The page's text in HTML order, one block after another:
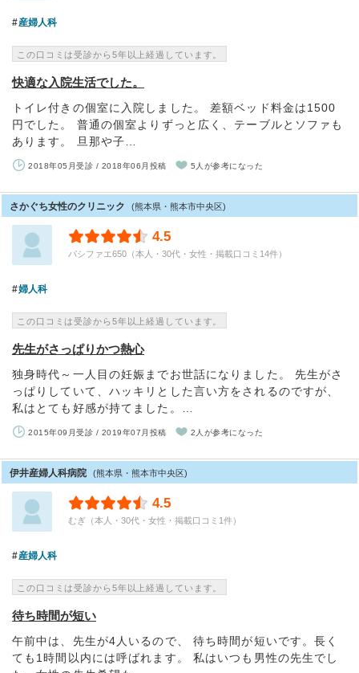
産婦人科
この口コミは受診から5年以上経過しています。
快適な入院生活でした。
トイレ付きの個室に入院しました。 差額ベッド料金は1500
円でした。 普通の個室よりずっと広く、テーブルとソファも
あります。 旦那や子…
2018年05月受診 / 2018年06月投稿 5人が参考になった
さかぐち女性のクリニック (熊本県・熊本市中央区)
4.5
パシファエ650（本人・30代・女性・掲載口コミ14件）
婦人科
この口コミは受診から5年以上経過しています。
先生がさっぱりかつ熱心
独身時代～一人目の妊娠までお世話になりました。 先生がさ
っぱりしていて、ハッキリとした言い方をされるのですが、
私はとても好感が持てました。…
2015年09月受診 / 2019年07月投稿 2人が参考になった
伊井産婦人科病院 (熊本県・熊本市中央区)
4.5
むぎ（本人・30代・女性・掲載口コミ1件）
産婦人科
この口コミは受診から5年以上経過しています。
待ち時間が短い
午前中は、先生が4人いるので、 待ち時間が短いです。長く
ても1時間以内には呼ばれます。 私はいつも男性の先生でし